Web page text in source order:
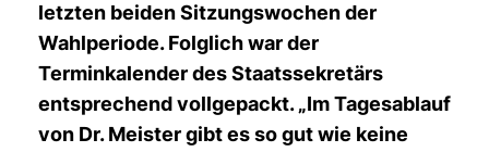
letzten beiden Sitzungswochen der
Wahlperiode. Folglich war der
Terminkalender des Staatssekretärs
entsprechend vollgepackt. „Im Tagesablauf
von Dr. Meister gibt es so gut wie keine